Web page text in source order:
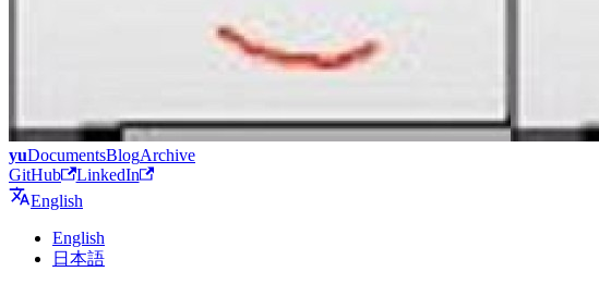
yuDocumentsBlogArchive
GitHub
LinkedIn
English
English
日本語